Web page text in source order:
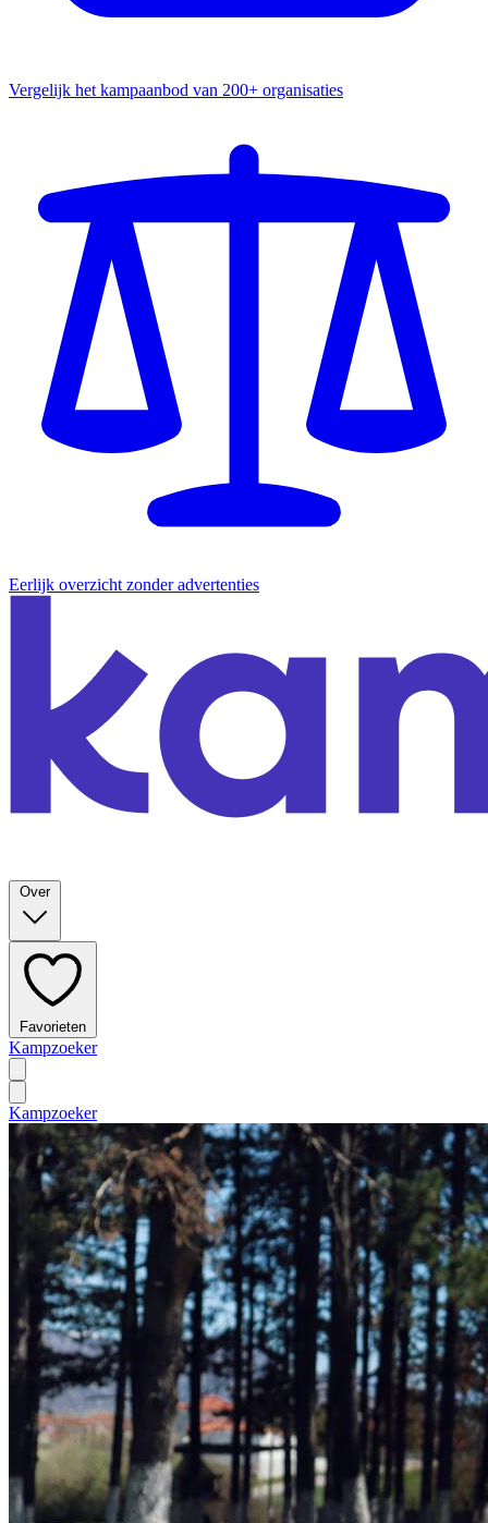
Vergelijk het kampaanbod van 200+ organisaties
Eerlijk overzicht zonder advertenties
Over
Favorieten
Kampzoeker
Kampzoeker